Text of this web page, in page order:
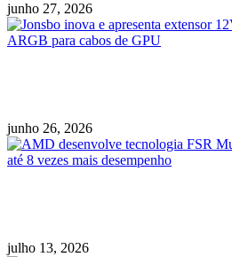
junho 27, 2026
junho 26, 2026
julho 13, 2026